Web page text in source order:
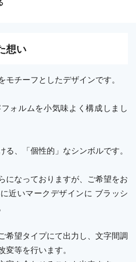
想い
モチーフとしたデザインです。
ォルムを小気味よく構成しまし
、「個性的」なシンボルです。
になっておりますが、ご希望をお
近いマークデザインに ブラッシ
希望タイプにて出力し、文字間調
等を行います。